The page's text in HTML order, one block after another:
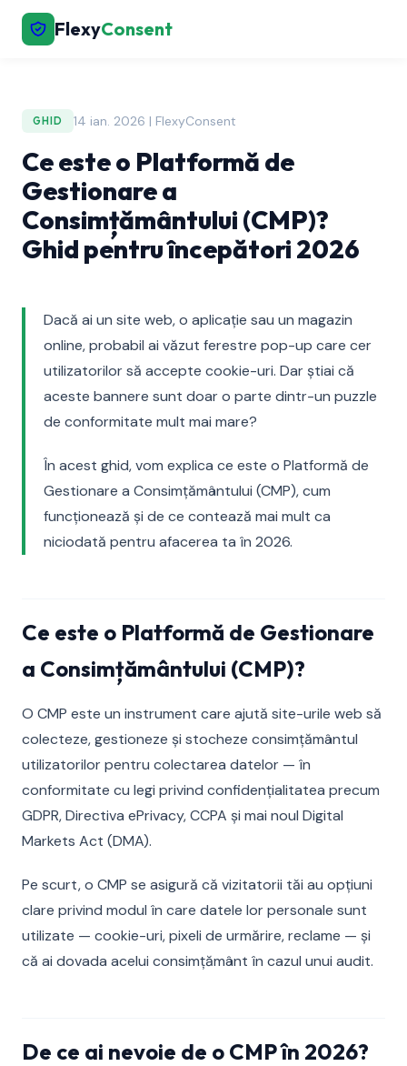
FlexyConsent
GHID 14 ian. 2026 | FlexyConsent
Ce este o Platformă de
Gestionare a
Consimțământului (CMP)?
Ghid pentru începători 2026
Dacă ai un site web, o aplicație sau un magazin
online, probabil ai văzut ferestre pop-up care cer
utilizatorilor să accepte cookie-uri. Dar știai că
aceste bannere sunt doar o parte dintr-un puzzle
de conformitate mult mai mare?
În acest ghid, vom explica ce este o Platformă de
Gestionare a Consimțământului (CMP), cum
funcționează și de ce contează mai mult ca
niciodată pentru afacerea ta în 2026.
Ce este o Platformă de Gestionare
a Consimțământului (CMP)?
O CMP este un instrument care ajută site-urile web să
colecteze, gestioneze și stocheze consimțământul
utilizatorilor pentru colectarea datelor — în
conformitate cu legi privind confidențialitatea precum
GDPR, Directiva ePrivacy, CCPA și mai noul Digital
Markets Act (DMA).
Pe scurt, o CMP se asigură că vizitatorii tăi au opțiuni
clare privind modul în care datele lor personale sunt
utilizate — cookie-uri, pixeli de urmărire, reclame — și
că ai dovada acelui consimțământ în cazul unui audit.
De ce ai nevoie de o CMP în 2026?